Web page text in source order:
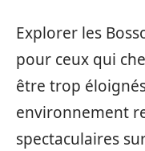
Explorer les
pour ceux qui
être trop
environnement
spectaculaires